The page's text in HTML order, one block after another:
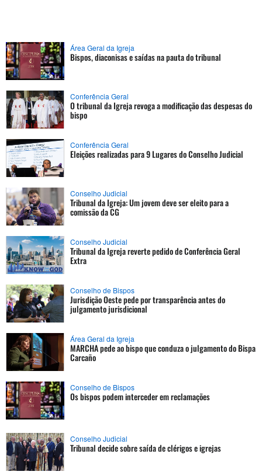
Área Geral da Igreja
Bispos, diaconisas e saídas na pauta do tribunal
Conferência Geral
O tribunal da Igreja revoga a modificação das despesas do
bispo
Conferência Geral
Eleições realizadas para 9 Lugares do Conselho Judicial
Conselho Judicial
Tribunal da Igreja: Um jovem deve ser eleito para a
comissão da CG
Conselho Judicial
Tribunal da Igreja reverte pedido de Conferência Geral
Extra
Conselho de Bispos
Jurisdição Oeste pede por transparência antes do
julgamento jurisdicional
Área Geral da Igreja
MARCHA pede ao bispo que conduza o julgamento do Bispa
Carcaño
Conselho de Bispos
Os bispos podem interceder em reclamações
Conselho Judicial
Tribunal decide sobre saída de clérigos e igrejas